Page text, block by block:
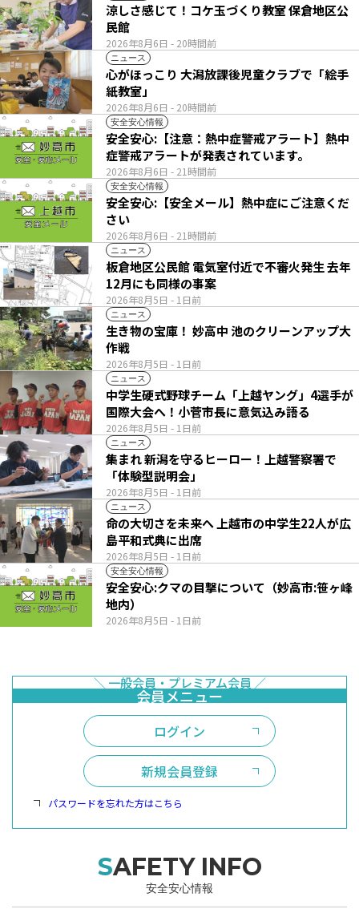
2026年8月6日 - 20時間前
涼しさ感じて！コケ玉づくり教室 保倉地区公
民館
ニュース
2026年8月6日 - 20時間前
心がほっこり 大潟放課後児童クラブで「絵手
紙教室」
安全安心情報
2026年8月6日 - 21時間前
安全安心:【注意：熱中症警戒アラート】熱中
症警戒アラートが発表されています。
安全安心情報
2026年8月6日 - 21時間前
安全安心:【安全メール】熱中症にご注意くだ
さい
ニュース
2026年8月5日 - 1日前
板倉地区公民館 電気室付近で不審火発生 去年
12月にも同様の事案
ニュース
2026年8月5日 - 1日前
生き物の宝庫！ 妙高中 池のクリーンアップ大
作戦
ニュース
2026年8月5日 - 1日前
中学生硬式野球チーム「上越ヤング」4選手が
国際大会へ！小菅市長に意気込み語る
ニュース
2026年8月5日 - 1日前
集まれ 新潟を守るヒーロー！上越警察署で
「体験型説明会」
ニュース
2026年8月5日 - 1日前
命の大切さを未来へ 上越市の中学生22人が広
島平和式典に出席
安全安心情報
2026年8月5日 - 1日前
安全安心:クマの目撃について（妙高市:笹ヶ峰
地内）
ログイン
新規会員登録
パスワードを忘れた方はこちら
SAFETY INFO
安全安心情報